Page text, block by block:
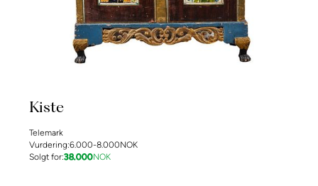
Kiste
Telemark
Vurdering:6.000-8.000NOK
Solgt for:38.000NOK